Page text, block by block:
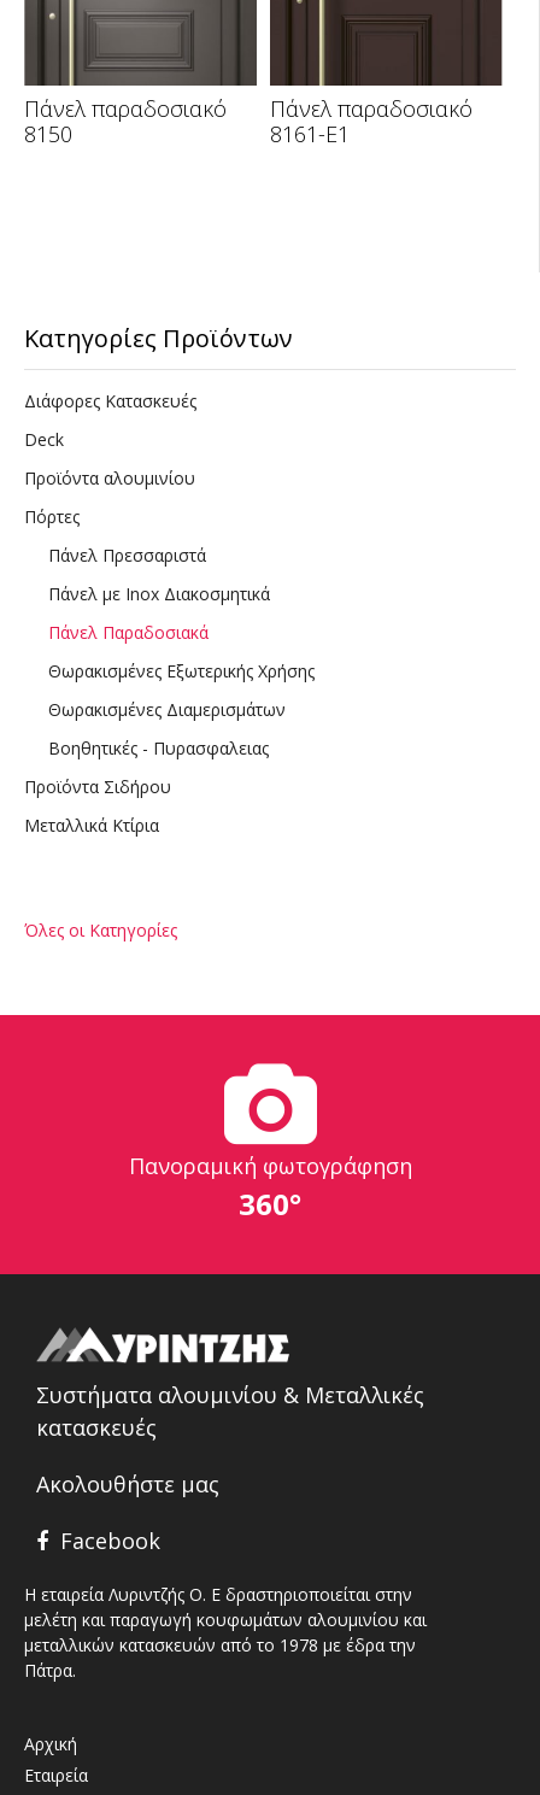
Πάνελ παραδοσιακό
8150
Πάνελ παραδοσιακό
8161-E1
Κατηγορίες Προϊόντων
Διάφορες Κατασκευές
Deck
Προϊόντα αλουμινίου
Πόρτες
Πάνελ Πρεσσαριστά
Πάνελ με Inox Διακοσμητικά
Πάνελ Παραδοσιακά
Θωρακισμένες Εξωτερικής Χρήσης
Θωρακισμένες Διαμερισμάτων
Βοηθητικές - Πυρασφαλειας
Προϊόντα Σιδήρου
Μεταλλικά Κτίρια
Όλες οι Κατηγορίες
Πανοραμική φωτογράφηση
360°
Συστήματα αλουμινίου & Μεταλλικές
κατασκευές
Ακολουθήστε μας
Facebook
Η εταιρεία Λυριντζής Ο. Ε δραστηριοποιείται στην
μελέτη και παραγωγή κουφωμάτων αλουμινίου και
μεταλλικών κατασκευών από το 1978 με έδρα την
Πάτρα.
Αρχική
Εταιρεία